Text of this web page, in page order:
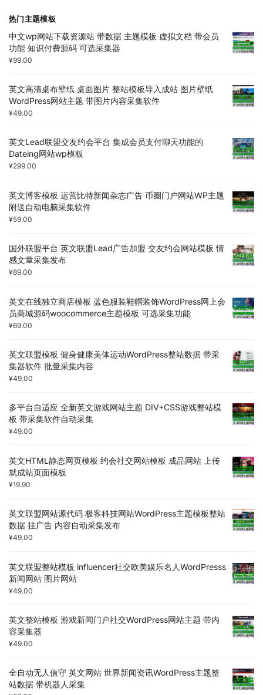
热门主题模板
中文wp网站下载资源站 带数据 主题模板 虚拟文档 带会员
功能 知识付费源码 可选采集器
¥99.00
英文高清桌布壁纸 桌面图片 整站模板导入成站 图片壁纸
WordPress网站主题 带图片内容采集软件
¥49.00
英文Lead联盟交友约会平台 集成会员支付聊天功能的
Dateing网站wp模板
¥299.00
英文博客模板 运营比特新闻杂志广告 币圈门户网站WP主题
附送自动电脑采集软件
¥59.00
国外联盟平台 英文联盟Lead广告加盟 交友约会网站模板 情
感文章采集发布
¥89.00
英文在线独立商店模板 蓝色服装鞋帽装饰WordPress网上会
员商城源码woocommerce主题模板 可选采集功能
¥69.00
英文联盟模板 健身健康美体运动WordPress整站数据 带采
集器软件 批量采集内容
¥49.00
多平台自适应 全新英文游戏网站主题 DIV+CSS游戏整站模
板 带采集软件自动采集
¥49.00
英文HTML静态网页模板 约会社交网站模板 成品网站 上传
就成站页面模板
¥19.90
英文联盟网站源代码 极客科技网站WordPress主题模板整站
数据 挂广告 内容自动采集发布
¥49.00
英文联盟整站模板 influencer社交欧美娱乐名人WordPresss
新闻网站 图片网站
¥49.00
英文整站模板 游戏新闻门户社交WordPress网站主题 带内
容采集器
¥49.00
全自动无人值守 英文网站 世界新闻资讯WordPress主题整
站数据 带机器人采集